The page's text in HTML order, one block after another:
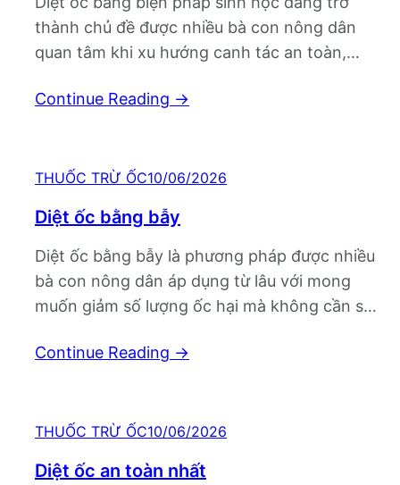
thành chủ đề được nhiều bà con nông dân
quan tâm khi xu hướng canh tác an toàn,
triển. Tuy nhiên, giữa mong muốn giảm tác
Continue Reading →
THUỐC TRỪ ỐC10/06/2026
Diệt ốc bằng bẫy
Diệt ốc bằng bẫy là phương pháp được nhiều
bà con nông dân áp dụng từ lâu với mong
muốn giảm số lượng ốc hại mà không cần sử
vật dụng đơn giản như lá cây, rau xanh hay
Continue Reading →
THUỐC TRỪ ỐC10/06/2026
Diệt ốc an toàn nhất